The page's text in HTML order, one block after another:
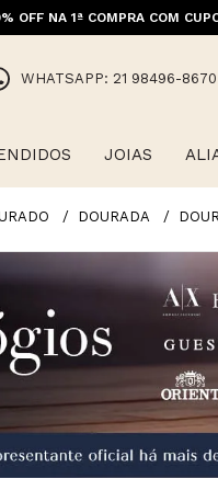
OFF NA 1ª COMPRA COM
WHATSAPP: 21 98496-8670
JOIAS
DOURADA